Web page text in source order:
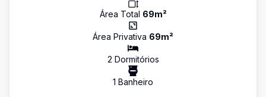
Área Total 69m²
Área Privativa 69m²
2 Dormitórios
1 Banheiro